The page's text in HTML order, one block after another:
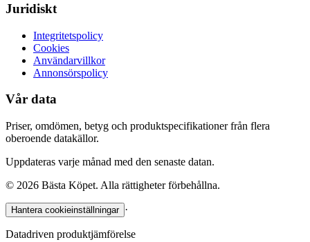
Juridiskt
Integritetspolicy
Cookies
Användarvillkor
Annonsörspolicy
Vår data
Priser, omdömen, betyg och produktspecifikationer från flera
oberoende datakällor.
Uppdateras varje månad med den senaste datan.
© 2026 Bästa Köpet. Alla rättigheter förbehållna.
Hantera cookieinställningar ·
Datadriven produktjämförelse